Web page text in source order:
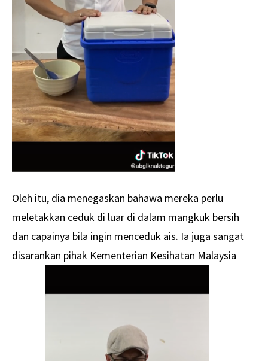
Oleh itu, dia menegaskan bahawa mereka perlu
meletakkan ceduk di luar di dalam mangkuk bersih
dan capainya bila ingin menceduk ais. Ia juga sangat
disarankan pihak Kementerian Kesihatan Malaysia